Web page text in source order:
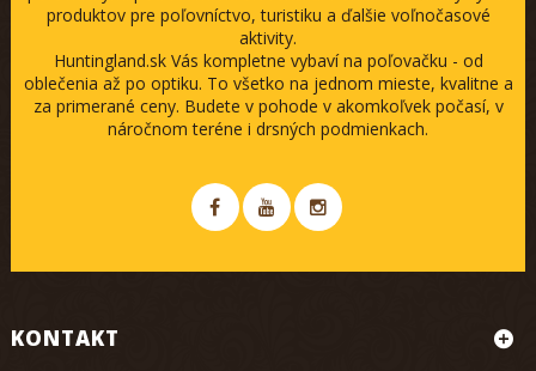
produktov pre poľovníctvo, turistiku a ďalšie voľnočasové
aktivity.
Huntingland.sk Vás kompletne vybaví na poľovačku - od
oblečenia až po optiku. To všetko na jednom mieste, kvalitne a
za primerané ceny. Budete v pohode v akomkoľvek počasí, v
náročnom teréne i drsných podmienkach.
KONTAKT